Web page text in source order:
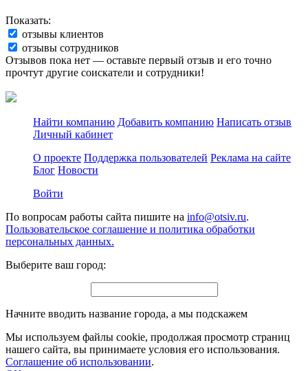
Показать:
отзывы клиентов
отзывы сотрудников
Отзывов пока нет — оставьте первый отзыв и его точно
прочтут другие соискатели и сотрудники!
Найти компанию Добавить компанию Написать отзыв
Личный кабинет
О проекте Поддержка пользователей Реклама на сайте
Блог Новости
Войти
По вопросам работы сайта пишите на info@otsiv.ru.
Пользовательское соглашение и политика обработки
персональных данных.
Выберите ваш город:
Начните вводить название города, а мы подскажем
Мы используем файлы cookie, продолжая просмотр страниц
нашего сайта, вы принимаете условия его использования.
Соглашение об использовании.